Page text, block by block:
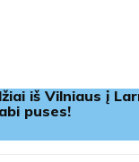
iš Vilniaus į
puses!